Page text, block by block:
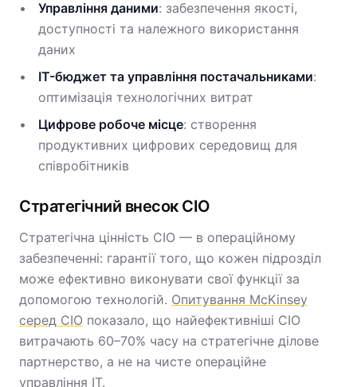
Управління даними: забезпечення якості,
доступності та належного використання
даних
IT-бюджет та управління постачальниками:
оптимізація технологічних витрат
Цифрове робоче місце: створення
продуктивних цифрових середовищ для
співробітників
Стратегічний внесок CIO
Стратегічна цінність CIO — в операційному
забезпеченні: гарантії того, що кожен підрозділ
може ефективно виконувати свої функції за
допомогою технологій. Опитування McKinsey
серед CIO показало, що найефективніші CIO
витрачають 60–70% часу на стратегічне ділове
партнерство, а не на чисте операційне
управління IT.